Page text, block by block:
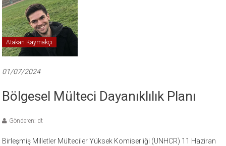
Atakan Kaymakçı
01/07/2024
Bölgesel Mülteci Dayanıklılık Planı
Gönderen: dt
Birleşmiş Milletler Mülteciler Yüksek Komiserliği (UNHCR) 11 Haziran